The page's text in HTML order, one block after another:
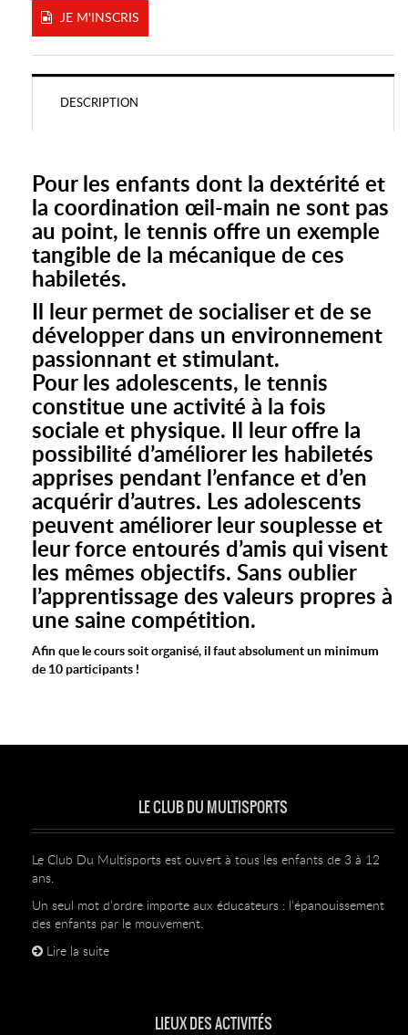
JE M'INSCRIS
DESCRIPTION
Pour les enfants dont la dextérité et
la coordination œil-main ne sont pas
au point, le tennis offre un exemple
tangible de la mécanique de ces
habiletés.
Il leur permet de socialiser et de se
développer dans un environnement
passionnant et stimulant.
Pour les adolescents, le tennis
constitue une activité à la fois
sociale et physique. Il leur offre la
possibilité d’améliorer les habiletés
apprises pendant l’enfance et d’en
acquérir d’autres. Les adolescents
peuvent améliorer leur souplesse et
leur force entourés d’amis qui visent
les mêmes objectifs. Sans oublier
l’apprentissage des valeurs propres à
une saine compétition.
Afin que le cours soit organisé, il faut absolument un minimum
de 10 participants !
LE CLUB DU MULTISPORTS
Le Club Du Multisports est ouvert à tous les enfants de 3 à 12
ans.
Un seul mot d’ordre importe aux éducateurs : l’épanouissement
des enfants par le mouvement.
Lire la suite
LIEUX DES ACTIVITÉS